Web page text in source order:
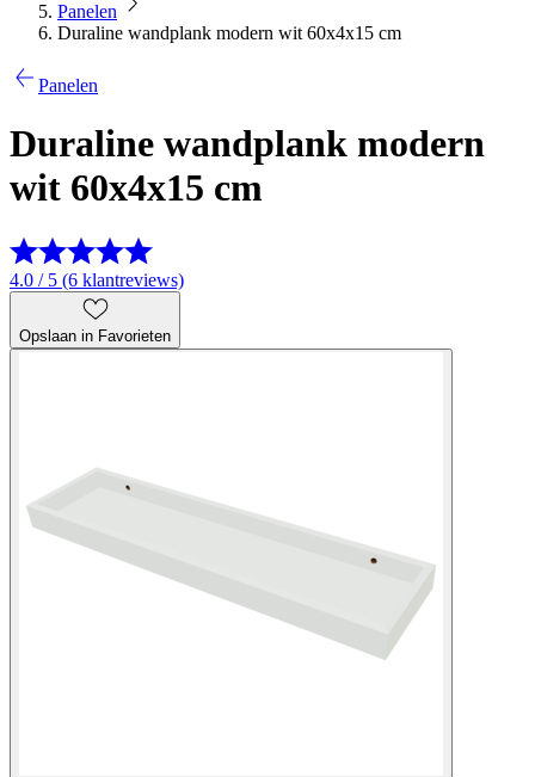
Panelen
Duraline wandplank modern wit 60x4x15 cm
Panelen
Duraline wandplank modern
wit 60x4x15 cm
4.0 / 5 (6 klantreviews)
Opslaan in Favorieten